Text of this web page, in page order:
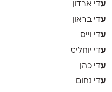
עדי ארדון
עדי בראון
עדי וייס
עדי יוחליס
עדי כהן
עדי נחום